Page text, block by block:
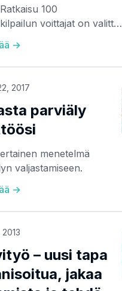
100
voittajat on valittu.
kilpailussa
→
2017
parviäly
menetelmä
valjastamiseen.
→
– uusi tapa
jakaa